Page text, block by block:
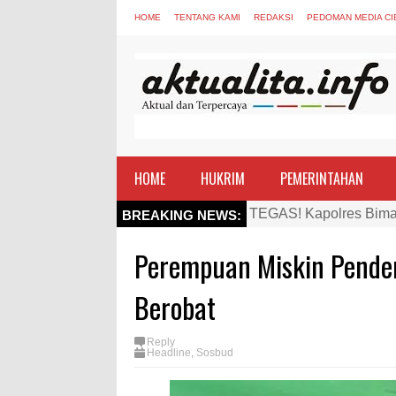
HOME TENTANG KAMI REDAKSI PEDOMAN MEDIA
HOME HUKRIM PEMERINTAHAN
BREAKING NEWS: TEGAS! Kapolres
Staf Ahli Tekankan
Si Dokes Polres Bima
Satpolairud Polres
Antusiasnya Warga
Wali Kota Bima Tinjau
Perempuan Miskin
Berobat
Reply
Headline, Sosbud